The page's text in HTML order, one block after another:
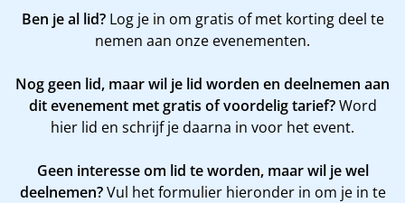
Ben je al lid?Log je in om gratis of met korting deel te
nemen aan onze evenementen.
Nog geen lid, maar wil je lid worden en deelnemen aan
dit evenement met gratis of voordelig tarief?Word
hier lid en schrijf je daarna in voor het event.
Geen interesse om lid te worden, maar wil je wel
deelnemen?Vul het formulier hieronder in om je in te